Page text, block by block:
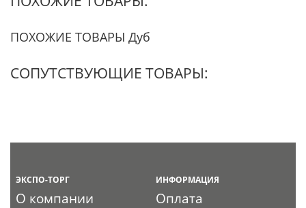
ПОХОЖИЕ ТОВАРЫ Дуб
СОПУТСТВУЮЩИЕ ТОВАРЫ:
ЭКСПО-ТОРГ
О компании
ИНФОРМАЦИЯ
Оплата